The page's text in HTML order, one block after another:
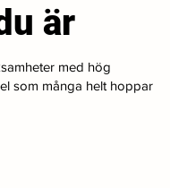
är
med hög
som många helt hoppar